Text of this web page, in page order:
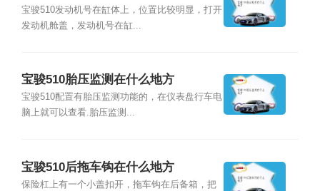
宝骏510发动机号在缸体上，位置比较明显，打开
发动机舱盖，发动机号在缸...
宝骏510胎压监测在什么地方
宝骏510配置有胎压监测功能的，在仪表盘行车电
脑上就可以查看.胎压监测...
宝骏510后拖车钩在什么地方
保险杠上有一个小盖扣开，拖车钩在后备箱，把